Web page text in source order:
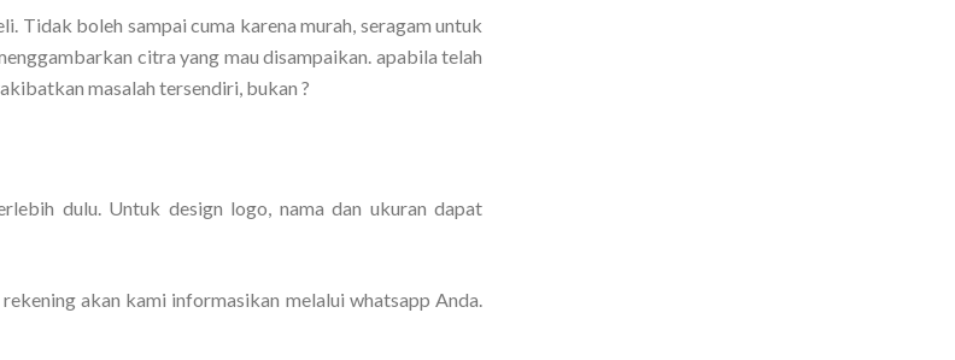
Tidak boleh sampai cuma karena murah, seragam untuk
citra yang mau disampaikan. apabila telah
masalah tersendiri, bukan ?
dulu. Untuk design logo, nama dan ukuran dapat
akan kami informasikan melalui whatsapp Anda.